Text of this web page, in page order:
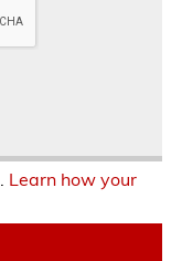
Learn how your